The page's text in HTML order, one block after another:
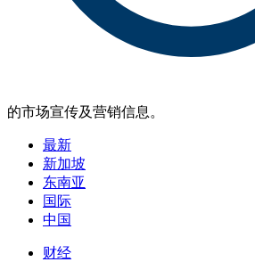
的市场宣传及营销信息。
最新
新加坡
东南亚
国际
中国
财经